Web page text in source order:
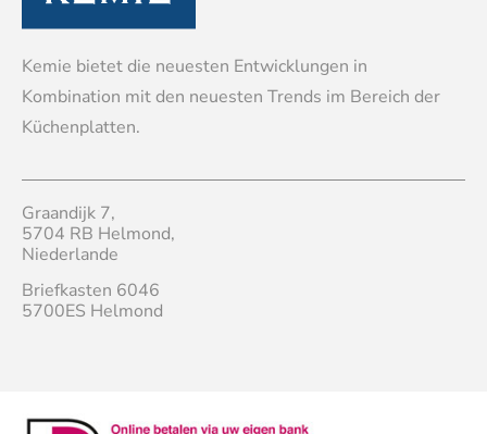
Kemie bietet die neuesten Entwicklungen in
Kombination mit den neuesten Trends im Bereich der
Küchenplatten.
Graandijk 7,
5704 RB Helmond,
Niederlande
Briefkasten 6046
5700ES Helmond